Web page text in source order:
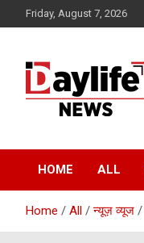
to
Friday, August 7, 2026
HOME ALL
Home All न्यूज़ व्यूज